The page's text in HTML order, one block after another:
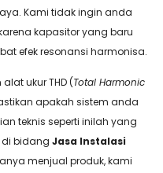
Kami tidak ingin anda
kapasitor yang baru
efek resonansi harmonisa.
ukur THD (Total Harmonic
apakah sistem anda
teknis seperti inilah yang
bidang Jasa Instalasi
menjual produk, kami